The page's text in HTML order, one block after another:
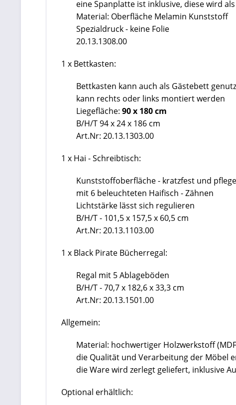
eine Spanplatte ist inklusive, diese wird
Material: Oberfläche Melamin Kunststoff
Spezialdruck - keine Folie
20.13.1308.00
1 x Bettkasten:
Bettkasten kann auch als Gästebett
kann rechts oder links montiert werden
Liegefläche: 90 x 180 cm
B/H/T 94 x 24 x 186 cm
Art.Nr: 20.13.1303.00
1 x Hai - Schreibtisch:
Kunststoffoberfläche - kratzfest und
mit 6 beleuchteten Haifisch - Zähnen
Lichtstärke lässt sich regulieren
B/H/T - 101,5 x 157,5 x 60,5 cm
Art.Nr: 20.13.1103.00
1 x Black Pirate Bücherregal:
Regal mit 5 Ablageböden
B/H/T - 70,7 x 182,6 x 33,3 cm
Art.Nr: 20.13.1501.00
Allgemein:
Material: hochwertiger Holzwerkstoff
die Qualität und Verarbeitung der Möbel
die Ware wird zerlegt geliefert, inklusive
Optional erhältlich: